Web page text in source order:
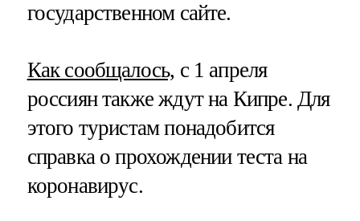
государственном сайте.
Как сообщалось, с 1 апреля
россиян также ждут на Кипре. Для
этого туристам понадобится
справка о прохождении теста на
коронавирус.